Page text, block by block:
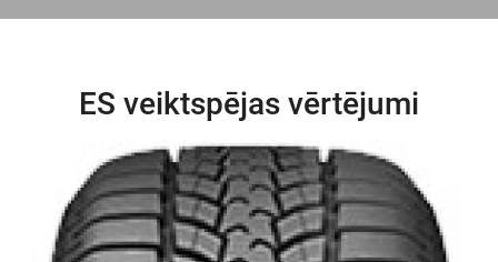
ES veiktspējas vērtējumi